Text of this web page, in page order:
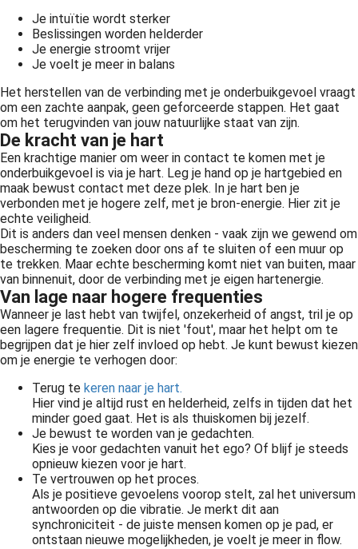
Je intuïtie wordt sterker
Beslissingen worden helderder
Je energie stroomt vrijer
Je voelt je meer in balans
Het herstellen van de verbinding met je onderbuikgevoel vraagt
om een zachte aanpak, geen geforceerde stappen. Het gaat
om het terugvinden van jouw natuurlijke staat van zijn.
De kracht van je hart
Een krachtige manier om weer in contact te komen met je
onderbuikgevoel is via je hart. Leg je hand op je hartgebied en
maak bewust contact met deze plek. In je hart ben je
verbonden met je hogere zelf, met je bron-energie. Hier zit je
echte veiligheid.
Dit is anders dan veel mensen denken - vaak zijn we gewend om
bescherming te zoeken door ons af te sluiten of een muur op
te trekken. Maar echte bescherming komt niet van buiten, maar
van binnenuit, door de verbinding met je eigen hartenergie.
Van lage naar hogere frequenties
Wanneer je last hebt van twijfel, onzekerheid of angst, tril je op
een lagere frequentie. Dit is niet 'fout', maar het helpt om te
begrijpen dat je hier zelf invloed op hebt. Je kunt bewust kiezen
om je energie te verhogen door:
Terug te keren naar je hart.
Hier vind je altijd rust en helderheid, zelfs in tijden dat het
minder goed gaat. Het is als thuiskomen bij jezelf.
Je bewust te worden van je gedachten.
Kies je voor gedachten vanuit het ego? Of blijf je steeds
opnieuw kiezen voor je hart.
Te vertrouwen op het proces.
Als je positieve gevoelens voorop stelt, zal het universum
antwoorden op die vibratie. Je merkt dit aan
synchroniciteit - de juiste mensen komen op je pad, er
ontstaan nieuwe mogelijkheden, je voelt je meer in flow.